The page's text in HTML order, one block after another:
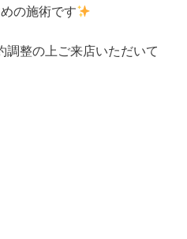
の施術です
調整の上ご来店いただいて